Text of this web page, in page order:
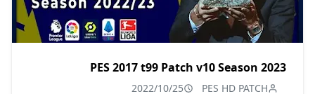
PES 2017 t99 Patch v10 Season 2023
PES HD PATCH
2022/10/25